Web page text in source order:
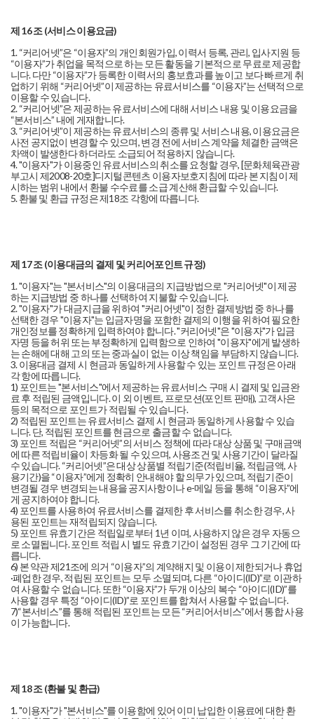
제 16 조 (서비스 이용요금)
1. “커리어넷”은 “이용자”의 개인회원가입, 이력서 등록, 관리, 입사지원 등
“이용자”가 취업을 목적으로 하는 모든 활동을 기본적으로 무료로 제공합
니다. 다만 “이용자”가 등록한 이력서의 홍보효과를 높이고 보다 빠르게 취
업하기 위해 “커리어넷”이 제공하는 유료서비스를 “이용자”는 선택적으로
이용할 수 있습니다.
2. “커리어넷”은 제공하는 유료서비스에 대해 서비스 내용 및 이용요금을
“본서비스” 내에 게재합니다.
3. “커리어넷”이 제공하는 유료서비스의 종류 및 서비스 내용, 이용요금은
사전 공지없이 변경할 수 있으며, 변경 전에 서비스 계약을 체결한 금액은
차액이 발생한다 하더라도 소급되어 적용하지 않습니다.
4. "이용자"가 이용중인 유료서비스의 취소를 요청할 경우, [문화체육관광
부고시 제2008-20호]디지털콘텐츠 이용자보호지침에 따라 본 지침이 제
시하는 범위 내에서 환불 수수료를 소급 계산해 환급할 수 있습니다.
5. 환불 및 환급 규정은 제18조 각항에 따릅니다.
제 17 조 (이용대금의 결제 및 커리어포인트 규정)
1. "이용자"는 "본서비스"의 이용대금의 지급방법으로 "커리어넷"이 제공
하는 지급방법 중 하나를 선택하여 지불할 수 있습니다.
2. "이용자"가 대금지급을 위하여 "커리어넷"이 정한 결제방법 중 하나를
선택한 경우 "이용자"는 입금자명을 포함한 결제의 이행을 위하여 필요한
개인정보를 정확하게 입력하여야 합니다. "커리어넷"은 "이용자"가 입금
자명 등을 허위 또는 부정확하게 입력함으로 인하여 "이용자"에게 발생하
는 손해에 대해 고의 또는 중과실이 없는 이상 책임을 부담하지 않습니다.
3. 이용대금 결제 시 현금과 동일하게 사용할 수 있는 포인트 규정은 아래
각 항에 따릅니다.
1) 포인트는 "본서비스"에서 제공하는 유료서비스 구매 시 결제 및 입금완
료 후 적립된 금액입니다. 이 외 이벤트, 프로모션(포인트 판매), 고객사은
등의 목적으로 포인트가 적립될 수 있습니다.
2) 적립된 포인트는 유료서비스 결제 시 현금과 동일하게 사용할 수 있습
니다. 단, 적립된 포인트를 현금으로 출금할 수 없습니다.
3) 포인트 적립은 “커리어넷”의 서비스 정책에 따라 대상 상품 및 구매금액
에 따른 적립비율이 차등화 될 수 있으며, 사용조건 및 사용기간이 달라질
수 있습니다. “커리어넷”은 대상 상품별 적립기준(적립비율, 적립금액, 사
용기간)을 “이용자”에게 정확히 안내해야 할 의무가 있으며, 적립기준이
변경될 경우 변경되는 내용을 공지사항이나 e-메일 등을 통해 “이용자”에
게 공지하여야 합니다.
4) 포인트를 사용하여 유료서비스를 결제한 후 서비스를 취소한 경우, 사
용된 포인트는 재적립되지 않습니다.
5) 포인트 유효기간은 적립일로부터 1년 이며, 사용하지 않은 경우 자동으
로 소멸됩니다. 포인트 적립 시 별도 유효기간이 설정된 경우 그 기간에 따
릅니다.
6) 본 약관 제21조에 의거 “이용자”의 계약해지 및 이용이 제한되거나 휴업
·폐업한 경우, 적립된 포인트는 모두 소멸되며, 다른 “아이디(ID)”로 이관하
여 사용할 수 없습니다. 또한 “이용자”가 두개 이상의 복수 “아이디(ID)”를
사용할 경우 특정 “아이디(ID)”로 포인트를 합쳐서 사용할 수 없습니다.
7)“본서비스”를 통해 적립된 포인트는 모든 “커리어서비스”에서 통합 사용
이 가능합니다.
제 18 조 (환불 및 환급)
1. "이용자"가 "본서비스"를 이용함에 있어 이미 납입한 이용료에 대한 환